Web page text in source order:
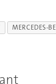
MERCEDES-